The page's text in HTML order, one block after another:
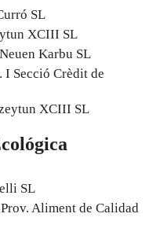
SL
XCIII SL
Karbu SL
I Secció Crèdit de
XCIII SL
SL
Aliment de Calidad